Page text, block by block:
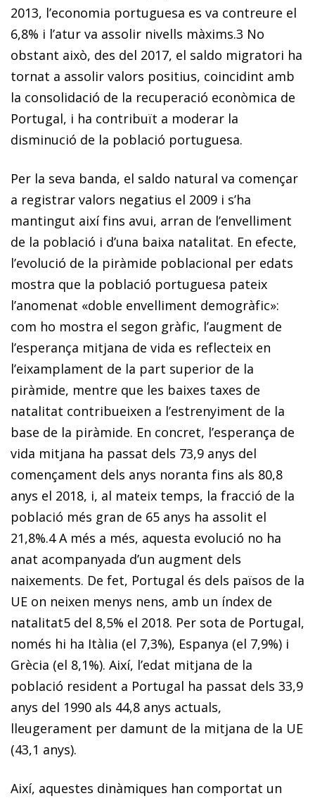
2013, l’economia portuguesa es va contreure el
6,8% i l’atur va assolir nivells màxims.3 No
obstant això, des del 2017, el saldo migratori ha
tornat a assolir valors positius, coincidint amb
la consolidació de la recuperació econòmica de
Portugal, i ha contribuït a moderar la
disminució de la població portuguesa.
Per la seva banda, el saldo natural va començar
a registrar valors negatius el 2009 i s’ha
mantingut així fins avui, arran de l’envelliment
de la població i d’una baixa natalitat. En efecte,
l’evolució de la piràmide poblacional per edats
mostra que la població portuguesa pateix
l’anomenat «doble envelliment demogràfic»:
com ho mostra el segon gràfic, l’augment de
l’esperança mitjana de vida es reflecteix en
l’eixamplament de la part superior de la
piràmide, mentre que les baixes taxes de
natalitat contribueixen a l’estrenyiment de la
base de la piràmide. En concret, l’esperança de
vida mitjana ha passat dels 73,9 anys del
començament dels anys noranta fins als 80,8
anys el 2018, i, al mateix temps, la fracció de la
població més gran de 65 anys ha assolit el
21,8%.4A més a més, aquesta evolució no ha
anat acompanyada d’un augment dels
naixements. De fet, Portugal és dels països de la
UE on neixen menys nens, amb un índex de
natalitat5 del 8,5% el 2018. Per sota de Portugal,
només hi ha Itàlia (el 7,3%), Espanya (el 7,9%) i
Grècia (el 8,1%). Així, l’edat mitjana de la
població resident a Portugal ha passat dels 33,9
anys del 1990 als 44,8 anys actuals,
lleugerament per damunt de la mitjana de la UE
(43,1 anys).
Així, aquestes dinàmiques han comportat un